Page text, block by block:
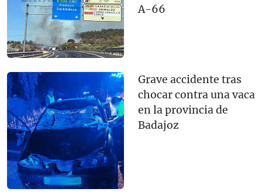
A-66
Grave accidente tras
chocar contra una vaca
en la provincia de
Badajoz